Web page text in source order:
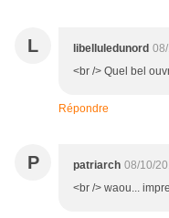
L libelluledunord
<br /> Quel bel
Répondre
P patriarch 08/10/
<br /> waou...